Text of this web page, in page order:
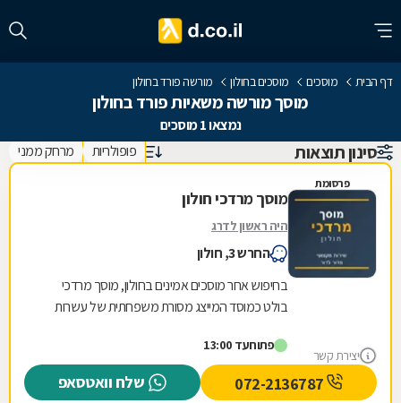
דף הבית מוסכים מוסכים בחולון מורשה פורד בחולון
מוסך מורשה משאיות פורד בחולון
נמצאו 1 מוסכים
סינון תוצאות פופולריות מרחק ממני
פרסומת
יצירת קשר
מוסך מרדכי חולון
היה ראשון לדרג
החרש 3, חולון
בחיפוש אחר מוסכים אמינים בחולון, מוסך מרדכי
בולט כמוסד המייצג מסורת משפחתית של עשרות
והמקצועיות...
פתוחעד 13:00
שלח וואטסאפ